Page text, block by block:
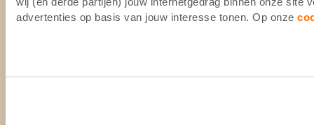
advertenties op basis van jouw interesse tonen. Op onze